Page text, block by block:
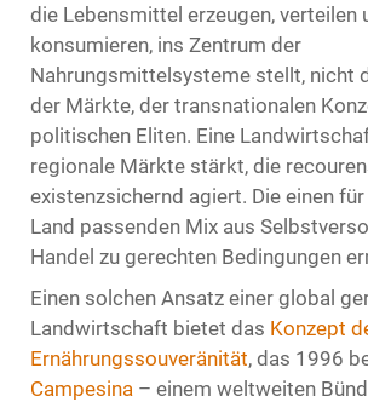
die Lebensmittel erzeugen, verteilen
konsumieren, ins Zentrum der
Nahrungsmittelsysteme stellt, nicht
der Märkte, der transnationalen
politischen Eliten. Eine
regionale Märkte stärkt, die
existenzsichernd agiert. Die einen
Land passenden Mix aus
Handel zu gerechten Bedingungen
Einen solchen Ansatz einer global
Landwirtschaft bietet das Konzept
Ernährungssouveränität, das 1996
Campesina – einem weltweiten